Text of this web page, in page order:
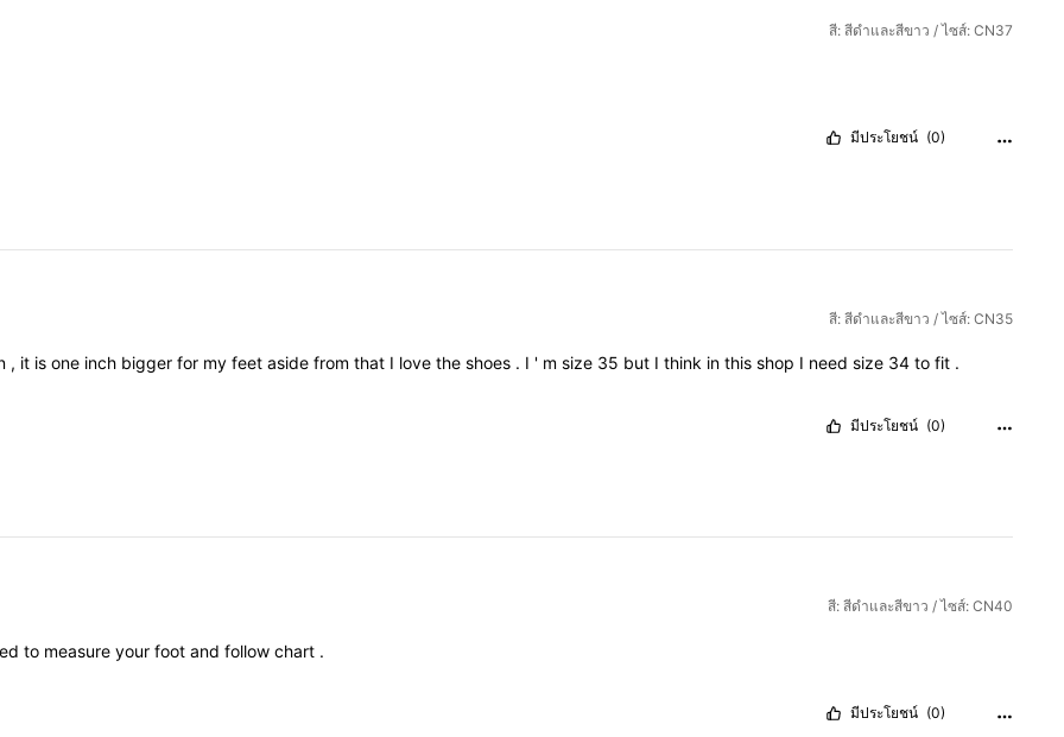
สี: สีดำและสีขาว / ไซส์: CN37
มีประโยชน์ (0)
สี: สีดำและสีขาว / ไซส์: CN35
, it isone inch biggerfor myfeetasidefromthat I lovetheshoes . I ' msize 35 but Ithink inthisshop I needsize 34tofit .
มีประโยชน์ (0)
สี: สีดำและสีขาว / ไซส์: CN40
to measureyourfootandfollowchart .
มีประโยชน์ (0)